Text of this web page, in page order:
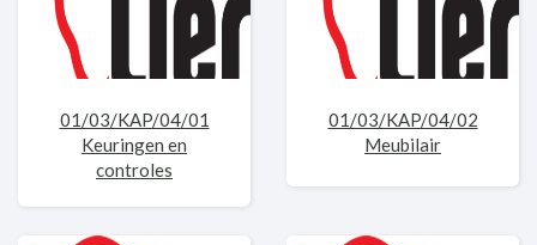
01/03/KAP/04/01
Keuringen en
controles
01/03/KAP/04/02
Meubilair